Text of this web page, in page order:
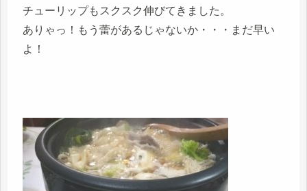
チューリップもスクスク伸びてきました。
ありゃっ！もう蕾があるじゃないか・・・まだ早い
よ！